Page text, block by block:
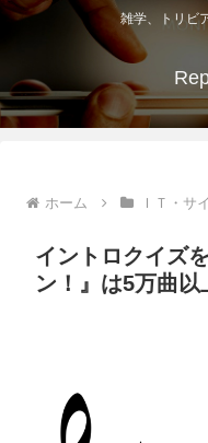
雑学、トリビ
ホーム ＩＴ・サ
イントロクイズ
ン！』は5万曲以